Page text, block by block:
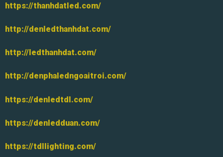
https://thanhdatled.com/
http://denledthanhdat.com/
http://ledthanhdat.com/
http://denphaledngoaitroi.com/
https://denledtdl.com/
https://denledduan.com/
https://tdllighting.com/